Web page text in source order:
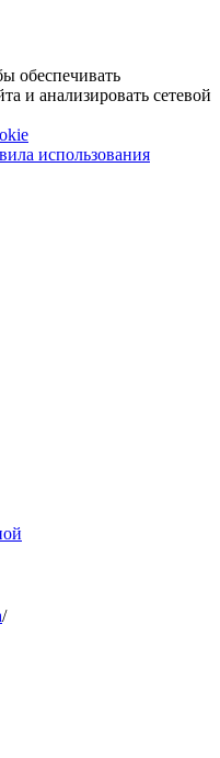
обеспечивать
и анализировать сетевой
использования
/